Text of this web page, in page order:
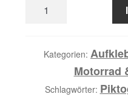
Aufkleber
MengeKategorien:
Motorrad
Schlagwörter: